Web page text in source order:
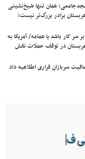
عمان تنها شیخ‌نشینی
برادر بزرگ‌تر نیست؛
سر کار باشد یا عمامه/ آمریکا به
در توقف حملات نقش
سربازان فراری اطلاعیه داد